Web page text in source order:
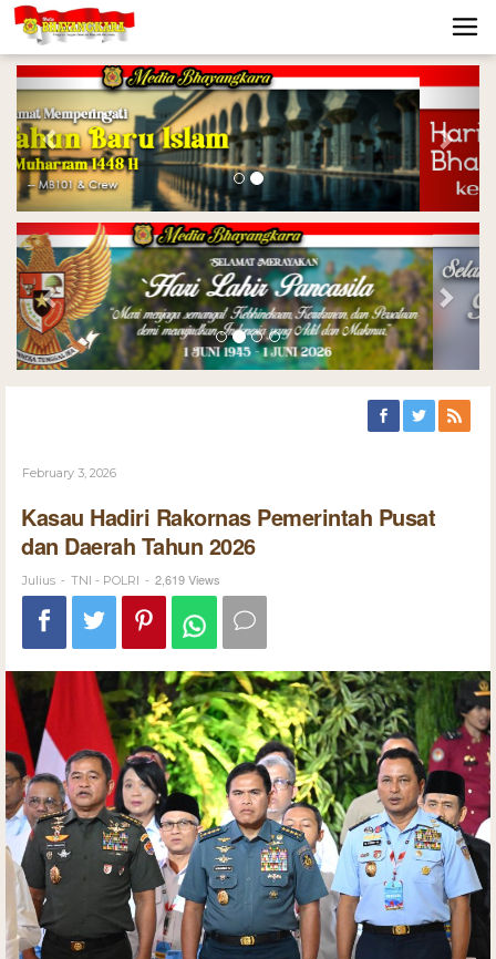
Previous Next
Previous Next
February 3, 2026
Kasau Hadiri Rakornas Pemerintah Pusat
dan Daerah Tahun 2026
Julius - TNI - POLRI - 2,619 Views